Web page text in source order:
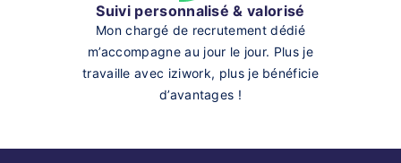
Suivi personnalisé & valorisé
Mon chargé de recrutement dédié
m’accompagne au jour le jour. Plus je
travaille avec iziwork, plus je bénéficie
d’avantages !